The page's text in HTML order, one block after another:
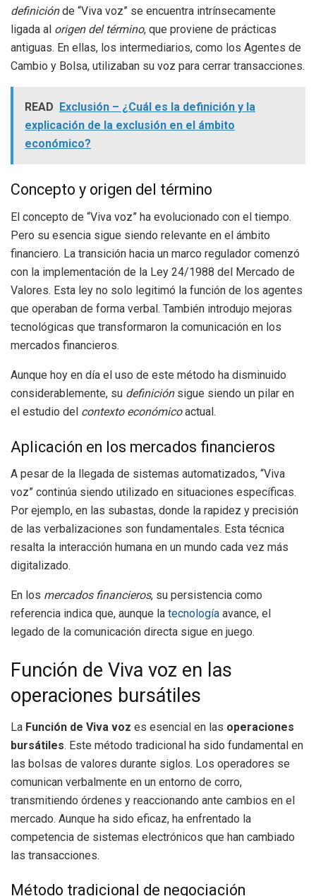
definiciónde “Viva voz” se encuentra intrínsecamente
ligada al origen del término, que proviene de prácticas
antiguas. En ellas, los intermediarios, como los Agentes de
Cambio y Bolsa, utilizaban su voz para cerrar transacciones.
READ Exclusión – ¿Cuál es la definición y la
explicación de la exclusión en el ámbito
económico?
Concepto y origen del término
El concepto de “Viva voz” ha evolucionado con el tiempo.
Pero su esencia sigue siendo relevante en el ámbito
financiero. La transición hacia un marco regulador comenzó
con la implementación de la Ley 24/1988 del Mercado de
Valores. Esta ley no solo legitimó la función de los agentes
que operaban de forma verbal. También introdujo mejoras
tecnológicas que transformaron la comunicación en los
mercados financieros.
Aunque hoy en día el uso de este método ha disminuido
considerablemente, su definiciónsigue siendo un pilar en
el estudio del contexto económicoactual.
Aplicación en los mercados financieros
A pesar de la llegada de sistemas automatizados, “Viva
voz” continúa siendo utilizado en situaciones específicas.
Por ejemplo, en las subastas, donde la rapidez y precisión
de las verbalizaciones son fundamentales. Esta técnica
resalta la interacción humana en un mundo cada vez más
digitalizado.
En los mercados financieros, su persistencia como
referencia indica que, aunque la tecnología avance, el
legado de la comunicación directa sigue en juego.
Función de Viva voz en las
operaciones bursátiles
La Función de Viva voz es esencial en las operaciones
bursátiles. Este método tradicional ha sido fundamental en
las bolsas de valores durante siglos. Los operadores se
comunican verbalmente en un entorno de corro,
transmitiendo órdenes y reaccionando ante cambios en el
mercado. Aunque ha sido eficaz, ha enfrentado la
competencia de sistemas electrónicos que han cambiado
las transacciones.
Método tradicional de negociación